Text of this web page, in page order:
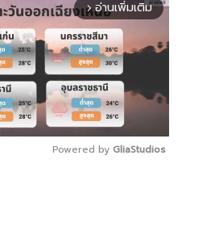
arrow_forward_ios อ่านเพิ่มเติม
Powered by GliaStudios